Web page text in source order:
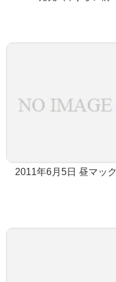
2011年6月5日 昼マック